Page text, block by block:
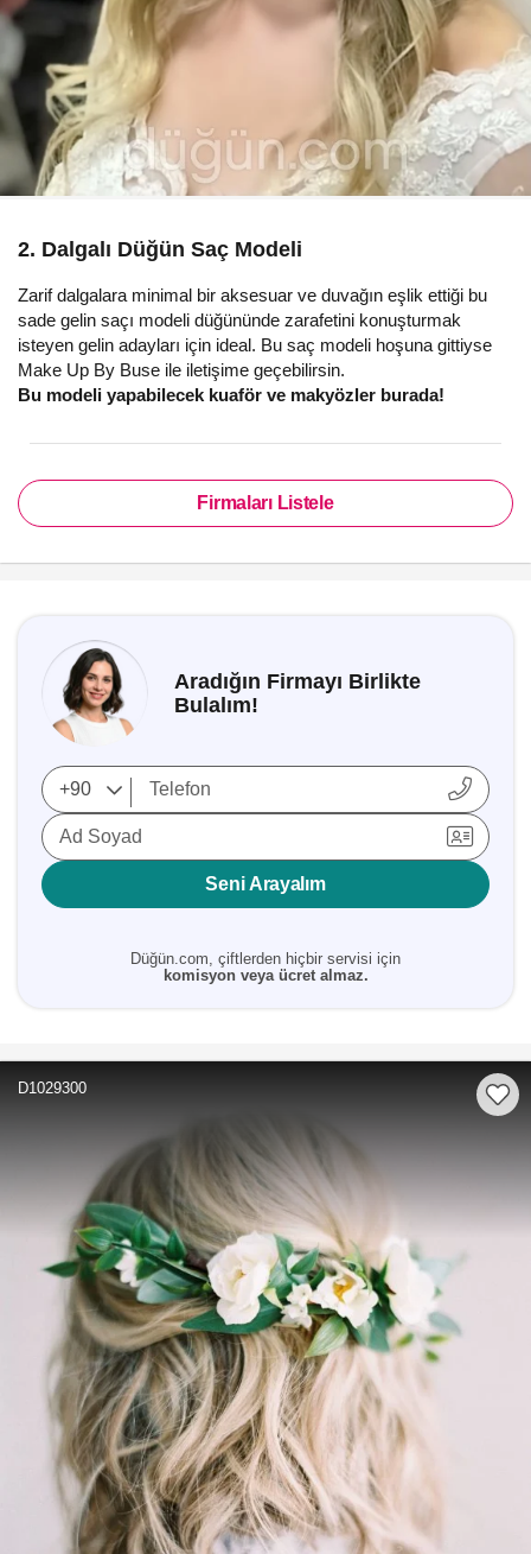
2. Dalgalı Düğün Saç Modeli
Zarif dalgalara minimal bir aksesuar ve duvağın eşlik ettiği bu
sade gelin saçı modeli düğününde zarafetini konuşturmak
isteyen gelin adayları için ideal. Bu saç modeli hoşuna gittiyse
Make Up By Buse ile iletişime geçebilirsin.
Bu modeli yapabilecek kuaför ve makyözler burada!
Firmaları Listele
Aradığın Firmayı Birlikte
Bulalım!
Ad Soyad
Seni Arayalım
Düğün.com, çiftlerden hiçbir servisi için
komisyon veya ücret almaz.
D1029300